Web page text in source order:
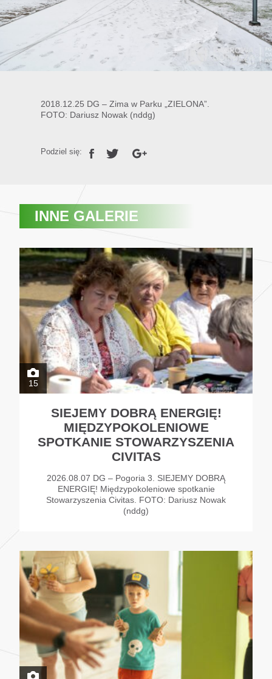
2018.12.25 DG – Zima w Parku „ZIELONA”.
FOTO: Dariusz Nowak (nddg)
Podziel się:
INNE GALERIE
15
SIEJEMY DOBRĄ ENERGIĘ!
MIĘDZYPOKOLENIOWE
SPOTKANIE STOWARZYSZENIA
CIVITAS
2026.08.07 DG – Pogoria 3. SIEJEMY DOBRĄ
ENERGIĘ! Międzypokoleniowe spotkanie
Stowarzyszenia Civitas. FOTO: Dariusz Nowak
(nddg)